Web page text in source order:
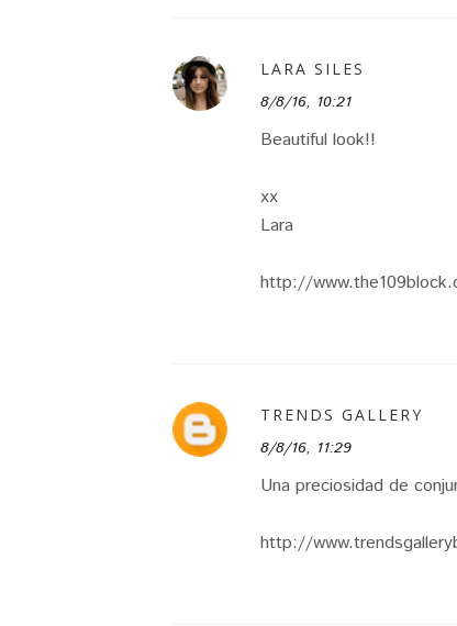
LARA SILES
8/8/16, 10:21
Beautiful look!!
xx
Lara
http://
TRENDS GALLERY
8/8/16, 11:29
Una preciosidad de
http://